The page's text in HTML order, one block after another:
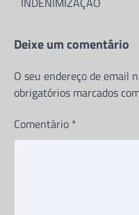
Deixe um comentário
O seu endereço de email
obrigatórios marcados
Comentário *
JUIZ
FILHO
DA
Partilhe
Tribunal